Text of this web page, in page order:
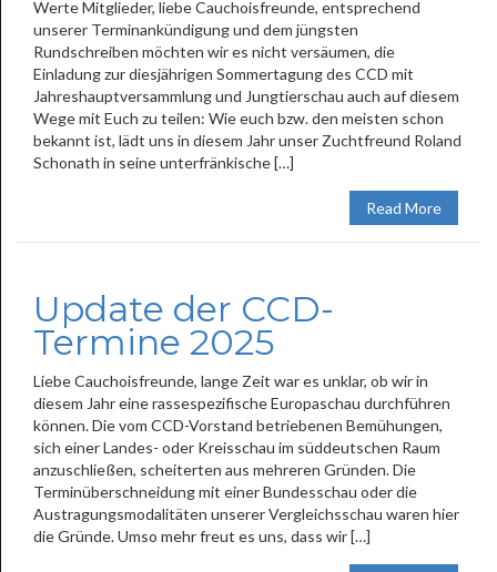
Werte Mitglieder, liebe Cauchoisfreunde, entsprechend
unserer Terminankündigung und dem jüngsten
Rundschreiben möchten wir es nicht versäumen, die
Einladung zur diesjährigen Sommertagung des CCD mit
Jahreshauptversammlung und Jungtierschau auch auf diesem
Wege mit Euch zu teilen: Wie euch bzw. den meisten schon
bekannt ist, lädt uns in diesem Jahr unser Zuchtfreund Roland
Schonath in seine unterfränkische […]
Read More
Update der CCD-
Termine 2025
Liebe Cauchoisfreunde, lange Zeit war es unklar, ob wir in
diesem Jahr eine rassespezifische Europaschau durchführen
können. Die vom CCD-Vorstand betriebenen Bemühungen,
sich einer Landes- oder Kreisschau im süddeutschen Raum
anzuschließen, scheiterten aus mehreren Gründen. Die
Terminüberschneidung mit einer Bundesschau oder die
Austragungsmodalitäten unserer Vergleichsschau waren hier
die Gründe. Umso mehr freut es uns, dass wir […]